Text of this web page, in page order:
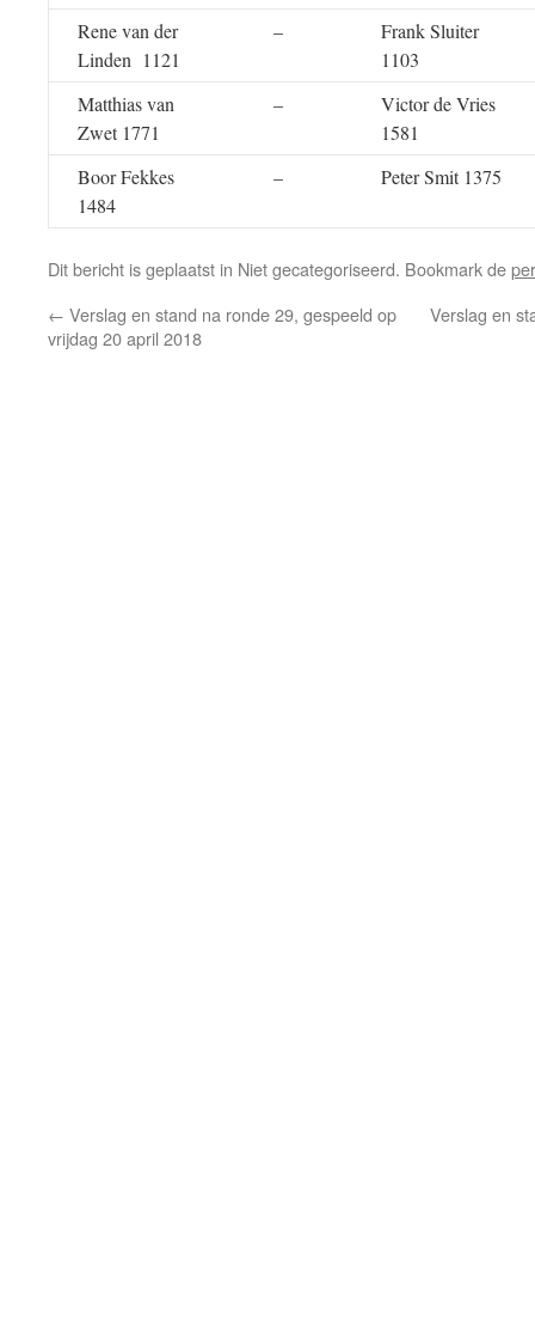
Rene van der
Linden 1121
–
Frank Sluiter
1103
Matthias van
Zwet 1771
–
Victor de Vries
1581
Boor Fekkes
1484
– Peter Smit 1375
Dit bericht is geplaatst in Niet gecategoriseerd. Bookmark de
← Verslag en stand na ronde 29, gespeeld op
vrijdag 20 april 2018
Verslag en